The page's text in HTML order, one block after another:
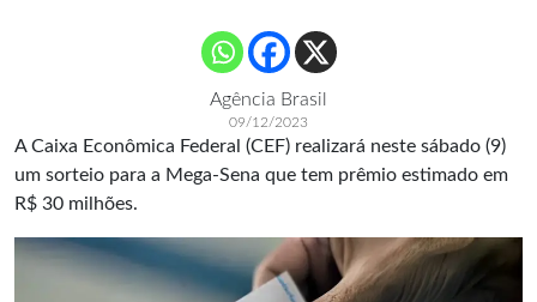
Agência Brasil
09/12/2023
A Caixa Econômica Federal (CEF) realizará neste sábado (9)
um sorteio para a Mega-Sena que tem prêmio estimado em
R$ 30 milhões.